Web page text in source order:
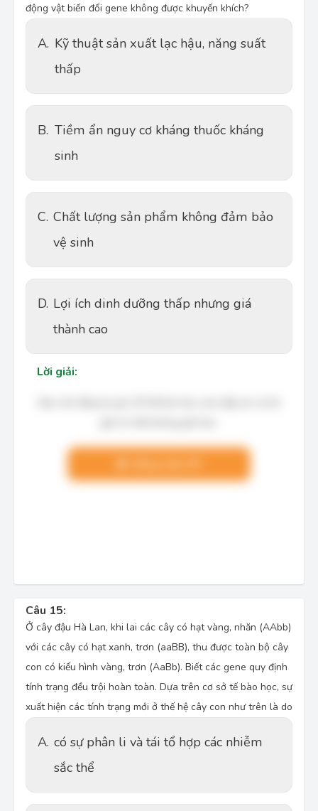
động vật biến đổi gene không được khuyến khích?
A. Kỹ thuật sản xuất lạc hậu, năng suất
thấp
B. Tiềm ẩn nguy cơ kháng thuốc kháng
sinh
C. Chất lượng sản phẩm không đảm bảo
vệ sinh
D. Lợi ích dinh dưỡng thấp nhưng giá
thành cao
Lời giải:
Câu 15:
Ở cây đậu Hà Lan, khi lai các cây có hạt vàng, nhăn (AAbb)
với các cây có hạt xanh, trơn (aaBB), thu được toàn bộ cây
con có kiểu hình vàng, trơn (AaBb). Biết các gene quy định
tính trạng đều trội hoàn toàn. Dựa trên cơ sở tế bào học, sự
xuất hiện các tính trạng mới ở thế hệ cây con như trên là do
A. có sự phân li và tái tổ hợp các nhiễm
sắc thể